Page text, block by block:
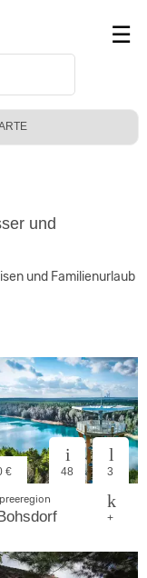
und
und Familienurlaub
€ 48 3
+